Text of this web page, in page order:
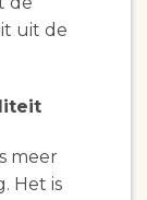
uit de
meer
Het is